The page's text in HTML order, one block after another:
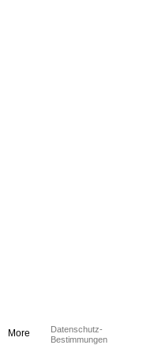
More
Datenschutz-
Bestimmungen